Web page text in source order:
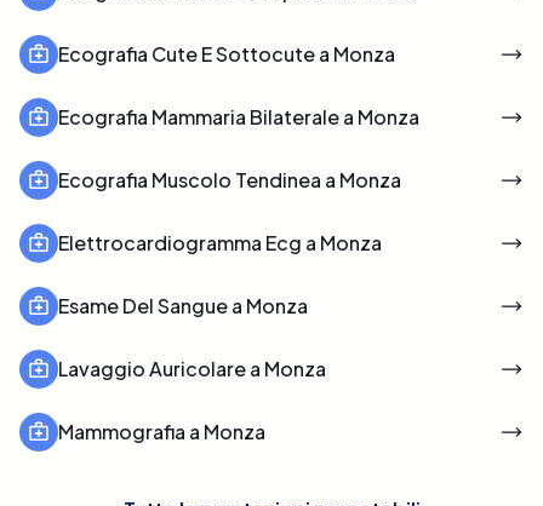
Ecografia Cute E Sottocute a Monza
Ecografia Mammaria Bilaterale a Monza
Ecografia Muscolo Tendinea a Monza
Elettrocardiogramma Ecg a Monza
Esame Del Sangue a Monza
Lavaggio Auricolare a Monza
Mammografia a Monza